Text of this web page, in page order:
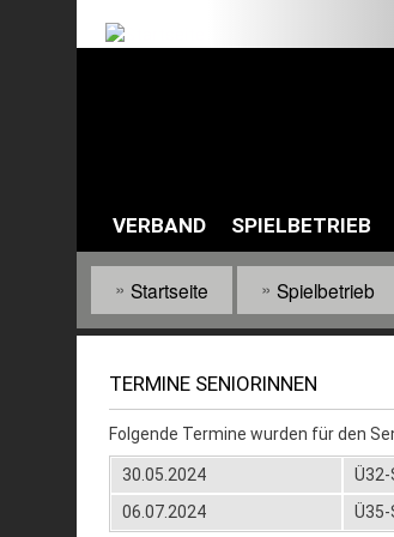
VERBAND SPIELBETRIEB
Default
Links
Pfadnavigation
Startseite Spielbetrieb
TERMINE SENIORINNEN
Folgende Termine wurden für den
30.05.2024
06.07.2024